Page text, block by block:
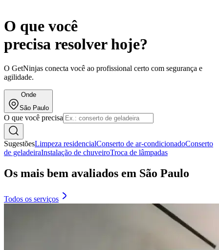
O que você
precisa resolver hoje?
O GetNinjas conecta você ao profissional certo com segurança e
agilidade.
Onde
São Paulo
O que você precisa
SugestõesLimpeza residencialConserto de ar-condicionadoConserto
de geladeiraInstalação de chuveiroTroca de lâmpadas
Os mais bem avaliados em São Paulo
Todos os serviços